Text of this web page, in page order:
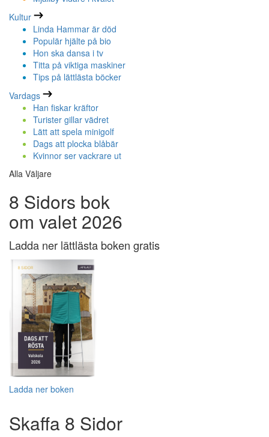
Kultur
Linda Hammar är död
Populär hjälte på bio
Hon ska dansa i tv
Titta på viktiga maskiner
Tips på lättlästa böcker
Vardags
Han fiskar kräftor
Turister gillar vädret
Lätt att spela minigolf
Dags att plocka blåbär
Kvinnor ser vackrare ut
Alla Väljare
8 Sidors bok
om valet 2026
Ladda ner lättlästa boken gratis
Ladda ner boken
Skaffa 8 Sidor